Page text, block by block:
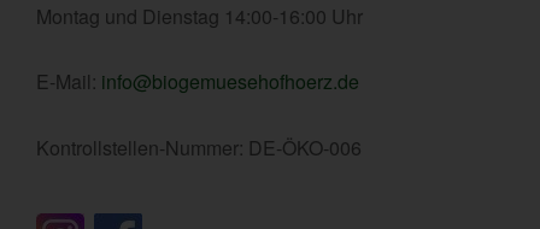
Montag und Dienstag 14:00-16:00 Uhr
E-Mail: info@biogemuesehofhoerz.de
Kontrollstellen-Nummer: DE-ÖKO-006